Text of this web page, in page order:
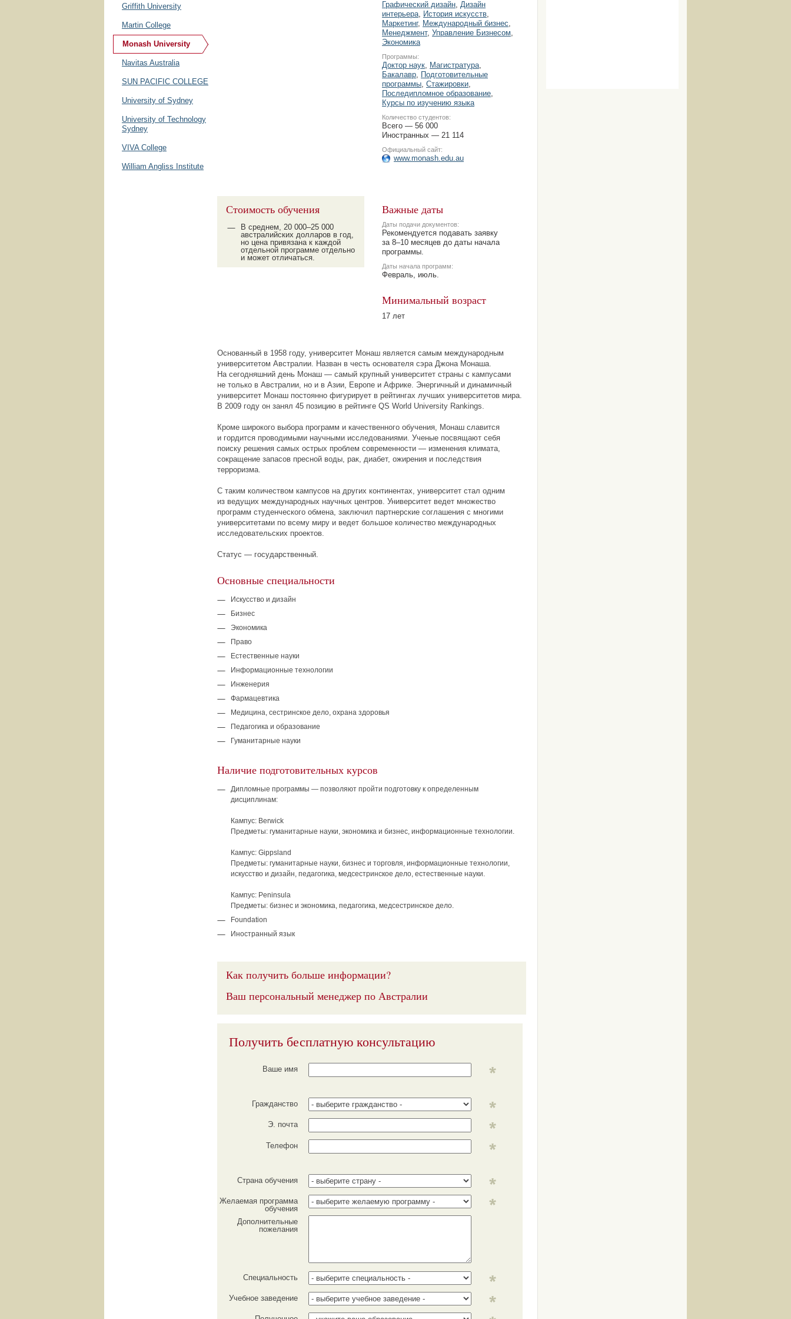
Griffith University
Martin College
Monash University
Navitas Australia
SUN PACIFIC COLLEGE
University of Sydney
University of Technology
Sydney
VIVA Сollege
William Angliss Institute
Графический дизайн, Дизайн
интерьера, История искусств,
Маркетинг, Международный бизнес,
Менеджмент, Управление Бизнесом,
Экономика
Программы:
Доктор наук, Магистратура,
Бакалавр, Подготовительные
программы, Стажировки,
Последипломное образование,
Курсы по изучению языка
Количество студентов:
Всего — 56 000
Иностранных — 21 114
Официальный сайт:
www.monash.edu.au
Стоимость обучения
В среднем, 20 000–25 000
австралийских долларов в год,
но цена привязана к каждой
отдельной программе отдельно
и может отличаться.
Важные даты
Даты подачи документов:
Рекомендуется подавать заявку
за 8–10 месяцев до даты начала
программы.
Даты начала программ:
Февраль, июль.
Минимальный возраст
17 лет
Основанный в 1958 году, университет Монаш является самым международным
университетом Австралии. Назван в честь основателя сэра Джона Монаша.
На сегодняшний день Монаш — самый крупный университет страны с кампусами
не только в Австралии, но и в Азии, Европе и Африке. Энергичный и динамичный
университет Монаш постоянно фигурирует в рейтингах лучших университетов мира.
В 2009 году он занял 45 позицию в рейтинге QS World University Rankings.
Кроме широкого выбора программ и качественного обучения, Монаш славится
и гордится проводимыми научными исследованиями. Ученые посвящают себя
поиску решения самых острых проблем современности — изменения климата,
сокращение запасов пресной воды, рак, диабет, ожирения и последствия
терроризма.
С таким количеством кампусов на других континентах, университет стал одним
из ведущих международных научных центров. Университет ведет множество
программ студенческого обмена, заключил партнерские соглашения с многими
университетами по всему миру и ведет большое количество международных
исследовательских проектов.
Статус — государственный.
Основные специальности
Искусство и дизайн
Бизнес
Экономика
Право
Естественные науки
Информационные технологии
Инженерия
Фармацевтика
Медицина, сестринское дело, охрана здоровья
Педагогика и образование
Гуманитарные науки
Наличие подготовительных курсов
Дипломные программы — позволяют пройти подготовку к определенным
дисциплинам:
Кампус: Berwick
Предметы: гуманитарные науки, экономика и бизнес, информационные технологии.
Кампус: Gippsland
Предметы: гуманитарные науки, бизнес и торговля, информационные технологии,
искусство и дизайн, педагогика, медсестринское дело, естественные науки.
Кампус: Peninsula
Предметы: бизнес и экономика, педагогика, медсестринское дело.
Foundation
Иностранный язык
Как получить больше информации?
Ваш персональный менеджер по Австралии
Получить бесплатную консультацию
Ваше имя
Гражданство
Э. почта
Телефон
Страна обучения
Желаемая программа
обучения
Дополнительные
пожелания
Специальность
Учебное заведение